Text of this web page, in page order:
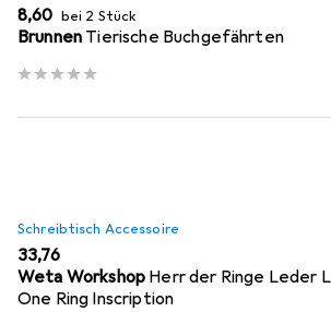
EUR
8,60 bei 2 Stück
Brunnen Tierische Buchgefährten
Schreibtisch Accessoire
EUR
33,76
Weta Workshop Herr der Ringe Leder
One Ring Inscription